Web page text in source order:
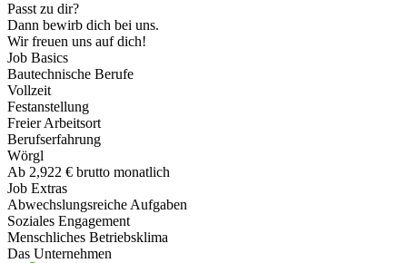
Passt zu dir?
Dann bewirb dich bei uns.
Wir freuen uns auf dich!
Job Basics
Bautechnische Berufe
Vollzeit
Festanstellung
Freier Arbeitsort
Berufserfahrung
Wörgl
Ab 2,922 € brutto monatlich
Job Extras
Abwechslungsreiche Aufgaben
Soziales Engagement
Menschliches Betriebsklima
Das Unternehmen